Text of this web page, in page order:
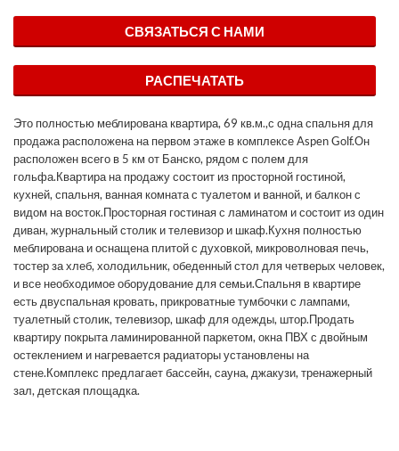
СВЯЗАТЬСЯ С НАМИ
РАСПЕЧАТАТЬ
Это полностью меблирована квартира, 69 кв.м.,с одна спальня для
продажа расположена на первом этаже в комплексе Aspen Golf.Он
расположен всего в 5 км от Банско, рядом с полем для
гольфа.Квартира на продажу состоит из просторной гостиной,
кухней, спальня, ванная комната с туалетом и ванной, и балкон с
видом на восток.Просторная гостиная с ламинатом и состоит из один
диван, журнальный столик и телевизор и шкаф.Кухня полностью
меблирована и оснащена плитой с духовкой, микроволновая печь,
тостер за хлеб, холодильник, обеденный стол для четверых человек,
и все необходимое оборудование для семьи.Спальня в квартире
есть двуспальная кровать, прикроватные тумбочки с лампами,
туалетный столик, телевизор, шкаф для одежды, штор.Продать
квартиру покрыта ламинированной паркетом, окна ПВХ с двойным
остеклением и нагревается радиаторы установлены на
стене.Комплекс предлагает бассейн, сауна, джакузи, тренажерный
зал, детская площадка.